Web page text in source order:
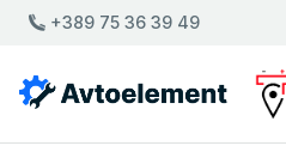
+389 75 36 39 49